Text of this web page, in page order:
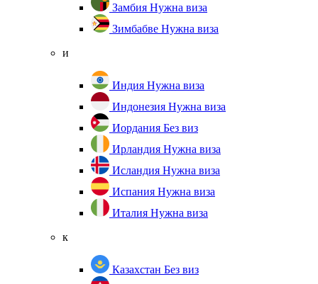
Замбия Нужна виза
Зимбабве Нужна виза
и
Индия Нужна виза
Индонезия Нужна виза
Иордания Без виз
Ирландия Нужна виза
Исландия Нужна виза
Испания Нужна виза
Италия Нужна виза
к
Казахстан Без виз